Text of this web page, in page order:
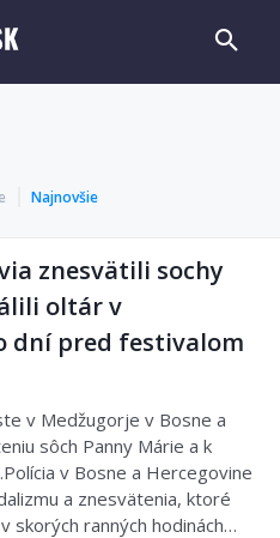
Najnovšie
znesvätili sochy
oltár v
dní pred festivalom
v Medžugorje v Bosne a
sôch Panny Márie a k
v Bosne a Hercegovine
a znesvätenia, ktoré
skorých ranných hodinách…